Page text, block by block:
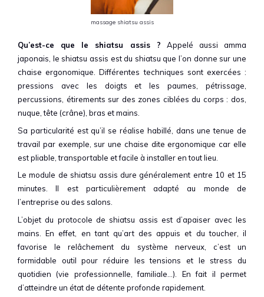
massage shiatsu assis
Qu’est-ce que le shiatsu assis ? Appelé aussi amma
japonais, le shiatsu assis est du shiatsu que l’on donne sur une
chaise ergonomique. Différentes techniques sont exercées :
pressions avec les doigts et les paumes, pétrissage,
percussions, étirements sur des zones ciblées du corps : dos,
nuque, tête (crâne), bras et mains.
Sa particularité est qu’il se réalise habillé, dans une tenue de
travail par exemple, sur une chaise dite ergonomique car elle
est pliable, transportable et facile à installer en tout lieu.
Le module de shiatsu assis dure généralement entre 10 et 15
minutes. Il est particulièrement adapté au monde de
l’entreprise ou des salons.
L’objet du protocole de shiatsu assis est d’apaiser avec les
mains. En effet, en tant qu’art des appuis et du toucher, il
favorise le relâchement du système nerveux, c’est un
formidable outil pour réduire les tensions et le stress du
quotidien (vie professionnelle, familiale…). En fait il permet
d’atteindre un état de détente profonde rapidement.